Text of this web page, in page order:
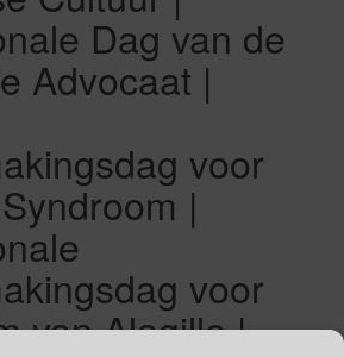
Dag van de
Advocaat |
voor
|
voor
van Alagille |